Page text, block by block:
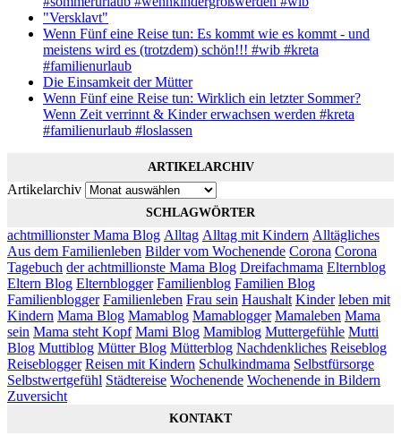
"Versklavt"
Wenn Fünf eine Reise tun: Es kommt wie es kommt - und
meistens wird es (trotzdem) schön!!! #wib #kreta
#familienurlaub
Die Einsamkeit der Mütter
Wenn Fünf eine Reise tun: Wirklich ein letzter Sommer?
Wenn Zeit verrinnt & Kinder erwachsen werden #kreta
#familienurlaub #loslassen
ARTIKELARCHIV
Artikelarchiv
SCHLAGWÖRTER
achtmillionster Mama Blog Alltag Alltag mit Kindern Alltägliches
Aus dem Familienleben Bilder vom Wochenende Corona Corona
Tagebuch der achtmillionste Mama Blog Dreifachmama Elternblog
Eltern Blog Elternblogger Familienblog Familien Blog
Familienblogger Familienleben Frau sein Haushalt Kinder leben mit
Kindern Mama Blog Mamablog Mamablogger Mamaleben Mama
sein Mama steht Kopf Mami Blog Mamiblog Muttergefühle Mutti
Blog Muttiblog Mütter Blog Mütterblog Nachdenkliches Reiseblog
Reiseblogger Reisen mit Kindern Schulkindmama Selbstfürsorge
Selbstwertgefühl Städtereise Wochenende Wochenende in Bildern
Zuversicht
KONTAKT